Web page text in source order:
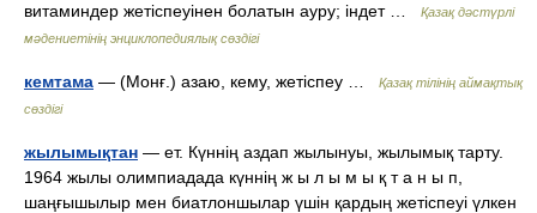
витаминдер жетіспеуінен болатын ауру; індет …
Қазақ дәстүрлі
мәдениетінің энциклопедиялық сөздігі
кемтама — (Монғ.) азаю, кему, жетіспеу …
Қазақ тілінің аймақтық
сөздігі
жылымықтан — ет. Күннің аздап жылынуы, жылымық тарту.
1964 жылы олимпиадада күннің ж ы л ы м ы қ т а н ы п,
шаңғышылыр мен биатлоншылар үшін қардың жетіспеуі үлкен